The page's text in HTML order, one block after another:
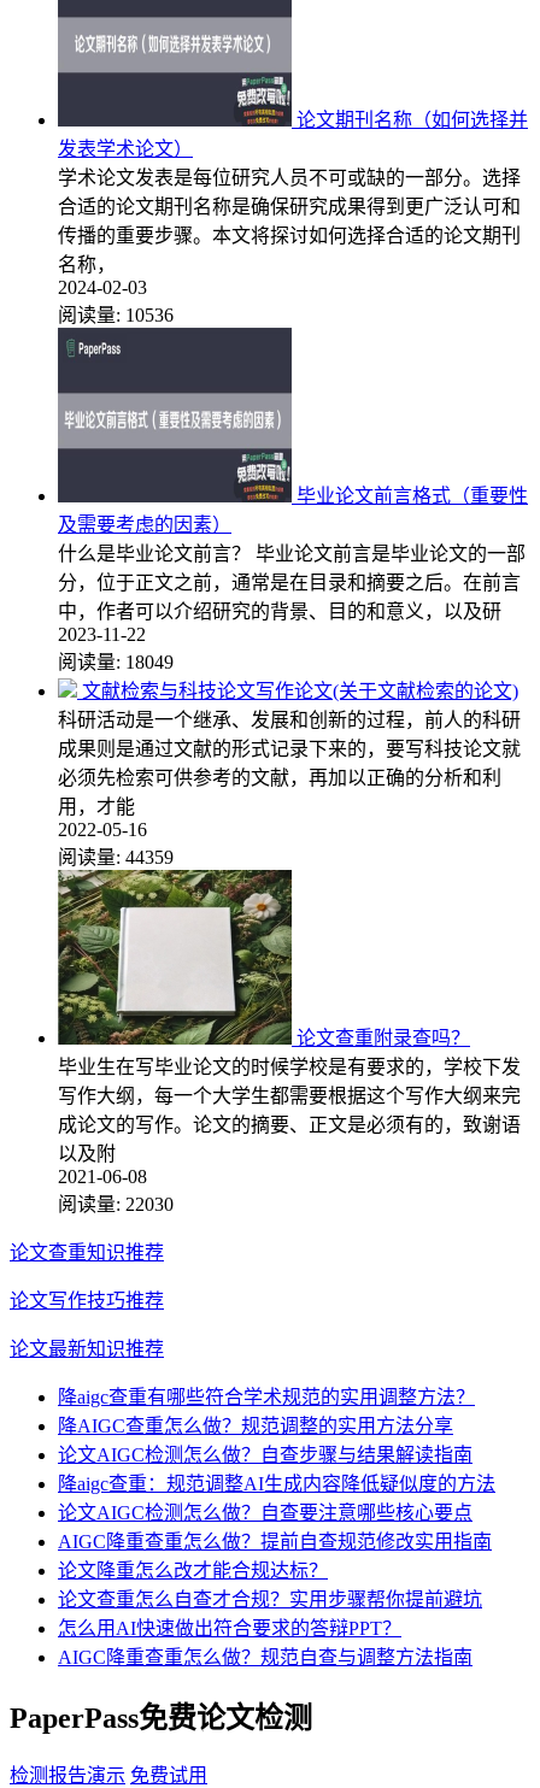
论文期刊名称（如何选择并
发表学术论文）
学术论文发表是每位研究人员不可或缺的一部分。选择
合适的论文期刊名称是确保研究成果得到更广泛认可和
传播的重要步骤。本文将探讨如何选择合适的论文期刊
名称，
2024-02-03
阅读量: 10536
毕业论文前言格式（重要性
及需要考虑的因素）
什么是毕业论文前言？ 毕业论文前言是毕业论文的一部
分，位于正文之前，通常是在目录和摘要之后。在前言
中，作者可以介绍研究的背景、目的和意义，以及研
2023-11-22
阅读量: 18049
文献检索与科技论文写作论文(关于文献检索的论文)
科研活动是一个继承、发展和创新的过程，前人的科研
成果则是通过文献的形式记录下来的，要写科技论文就
必须先检索可供参考的文献，再加以正确的分析和利
用，才能
2022-05-16
阅读量: 44359
论文查重附录查吗？
毕业生在写毕业论文的时候学校是有要求的，学校下发
写作大纲，每一个大学生都需要根据这个写作大纲来完
成论文的写作。论文的摘要、正文是必须有的，致谢语
以及附
2021-06-08
阅读量: 22030
论文查重知识推荐
论文写作技巧推荐
论文最新知识推荐
降aigc查重有哪些符合学术规范的实用调整方法？
降AIGC查重怎么做？规范调整的实用方法分享
论文AIGC检测怎么做？自查步骤与结果解读指南
降aigc查重：规范调整AI生成内容降低疑似度的方法
论文AIGC检测怎么做？自查要注意哪些核心要点
AIGC降重查重怎么做？提前自查规范修改实用指南
论文降重怎么改才能合规达标？
论文查重怎么自查才合规？实用步骤帮你提前避坑
怎么用AI快速做出符合要求的答辩PPT？
AIGC降重查重怎么做？规范自查与调整方法指南
PaperPass免费论文检测
检测报告演示 免费试用